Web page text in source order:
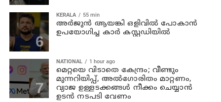
KERALA 55 min
അര്‍ജുന്‍ ആയങ്കി ഒളിവില്‍ പോകാന്‍
ഉപയോഗിച്ച കാര്‍ കസ്റ്റഡിയില്‍
NATIONAL 1 hour ago
മെറ്റയെ വിടാതെ കേന്ദ്രം; വീണ്ടും
മുന്നറിയിപ്പ്, അൽഗോരിതം മാറ്റണം,
വ്യാജ ഉള്ളടക്കങ്ങൾ നീക്കം ചെയ്യാൻ
ഉടൻ നടപടി വേണം